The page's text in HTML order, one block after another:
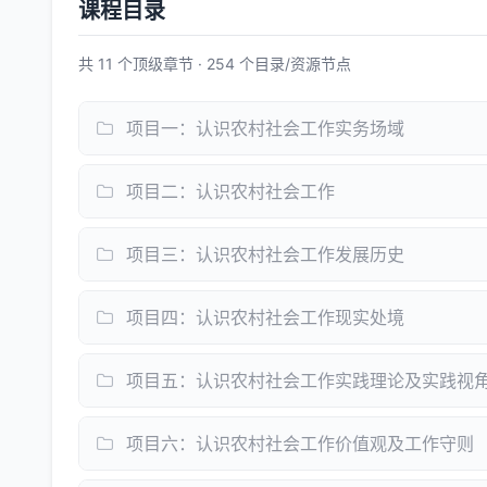
课程目录
共 11 个顶级章节 · 254 个目录/资源节点
项目一：认识农村社会工作实务场域
项目二：认识农村社会工作
项目三：认识农村社会工作发展历史
项目四：认识农村社会工作现实处境
项目五：认识农村社会工作实践理论及实践视
项目六：认识农村社会工作价值观及工作守则